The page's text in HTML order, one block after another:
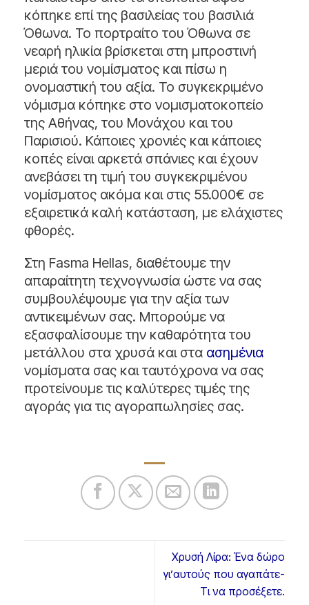
κόπηκε επί της βασιλείας του βασιλιά
Όθωνα. Το πορτραίτο του Όθωνα σε
νεαρή ηλικία βρίσκεται στη μπροστινή
μεριά του νομίσματος και πίσω η
ονομαστική του αξία. Το συγκεκριμένο
νόμισμα κόπηκε στο νομισματοκοπείο
της Αθήνας, του Μονάχου και του
Παρισιού. Κάποιες χρονιές και κάποιες
κοπές είναι αρκετά σπάνιες και έχουν
ανεβάσει τη τιμή του συγκεκριμένου
νομίσματος ακόμα και στις 55.000€ σε
εξαιρετικά καλή κατάσταση, με ελάχιστες
φθορές.
Στη Fasma Hellas, διαθέτουμε την
απαραίτητη τεχνογνωσία ώστε να σας
συμβουλέψουμε για την αξία των
αντικειμένων σας. Μπορούμε να
εξασφαλίσουμε την καθαρότητα του
μετάλλου στα χρυσά και στα ασημένια
νομίσματα σας και ταυτόχρονα να σας
προτείνουμε τις καλύτερες τιμές της
αγοράς για τις αγοραπωλησίες σας.
Χρυσή Λίρα: Ένα δώρο
γι’αυτούς που αγαπάτε-
Τι να προσέξετε.